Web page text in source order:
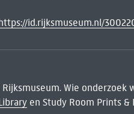
id.rijksmuseum.nl/
Wie
en Study Room Prints &